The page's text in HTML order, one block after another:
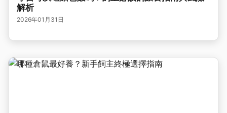
解析
2026年01月31日